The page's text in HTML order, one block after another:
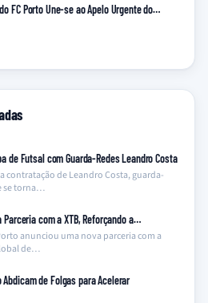
FC Porto Une-se ao Apelo Urgente do…
de Futsal com Guarda-Redes Leandro Costa
contratação de Leandro Costa, guarda-
se torna…
Parceria com a XTB, Reforçando a…
anunciou uma nova parceria com a
de…
Abdicam de Folgas para Acelerar